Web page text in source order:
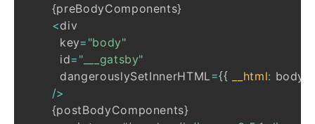
{preBodyComponents}
<
        key
= "body"
        id
= "___gatsby"
        dangerouslySetInnerHTML
={{ __html: body
/>
{postBodyComponents}